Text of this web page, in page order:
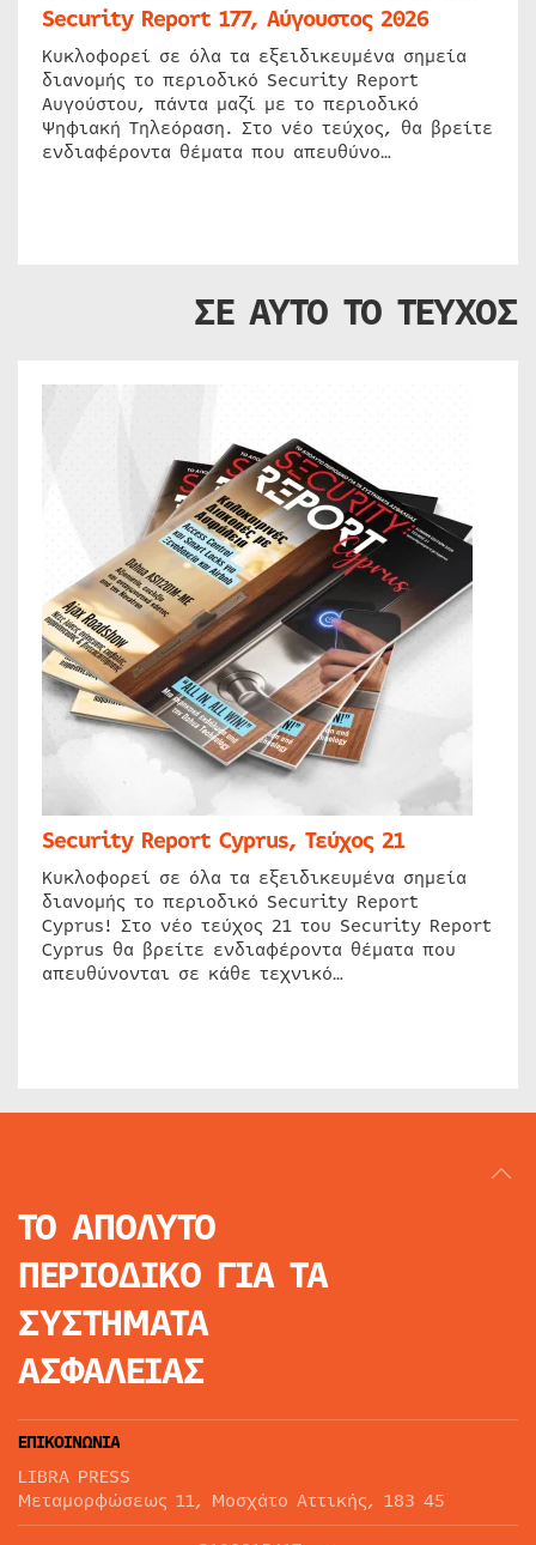
Security Report 177, Αύγουστος 2026
Κυκλοφορεί σε όλα τα εξειδικευμένα σημεία
διανομής το περιοδικό Security Report
Αυγούστου, πάντα μαζί με το περιοδικό
Ψηφιακή Τηλεόραση. Στο νέο τεύχος, θα βρείτε
ενδιαφέροντα θέματα που απευθύνο…
ΣΕ ΑΥΤΟ ΤΟ ΤΕΥΧΟΣ
Security Report Cyprus, Τεύχος 21
Κυκλοφορεί σε όλα τα εξειδικευμένα σημεία
διανομής το περιοδικό Security Report
Cyprus! Στο νέο τεύχος 21 του Security Report
Cyprus θα βρείτε ενδιαφέροντα θέματα που
απευθύνονται σε κάθε τεχνικό…
ΤΟ ΑΠΟΛΥΤΟ
ΠΕΡΙΟΔΙΚΟ ΓΙΑ ΤΑ
ΣΥΣΤΗΜΑΤΑ
ΑΣΦΑΛΕΙΑΣ
ΕΠΙΚΟΙΝΩΝΙΑ
LIBRA PRESS
Μεταμορφώσεως 11, Μοσχάτο Αττικής, 183 45